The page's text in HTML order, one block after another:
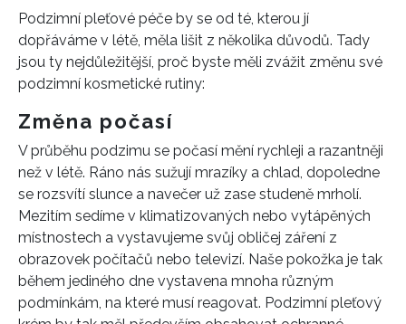
Podzimní pleťové péče by se od té, kterou jí
dopřáváme v létě, měla lišit z několika důvodů. Tady
jsou ty nejdůležitější, proč byste měli zvážit změnu své
podzimní kosmetické rutiny:
Změna počasí
V průběhu podzimu se počasí mění rychleji a razantněji
než v létě. Ráno nás sužují mrazíky a chlad, dopoledne
se rozsvítí slunce a navečer už zase studeně mrholí.
Mezitím sedíme v klimatizovaných nebo vytápěných
místnostech a vystavujeme svůj obličej záření z
obrazovek počítačů nebo televizí. Naše pokožka je tak
během jediného dne vystavena mnoha různým
podmínkám, na které musí reagovat. Podzimní pleťový